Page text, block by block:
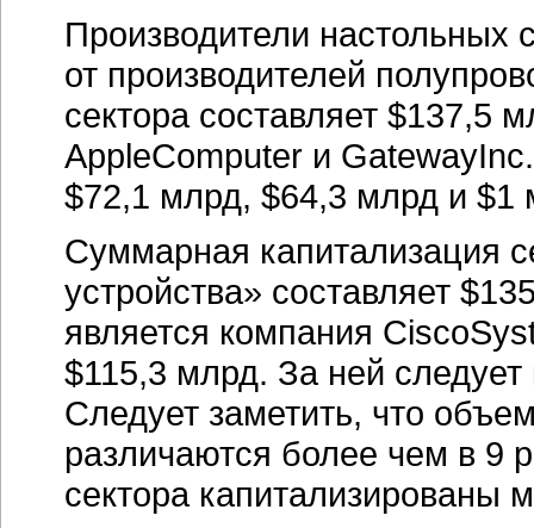
Производители настольных
от производителей
сектора составляет $137,5
AppleComputer и
$72,1 млрд, $64,3 млрд и $1
Суммарная капитализация
устройства» составляет
является компания
$115,3 млрд. За ней
Следует заметить, что
различаются более чем в 9
сектора капитализированы